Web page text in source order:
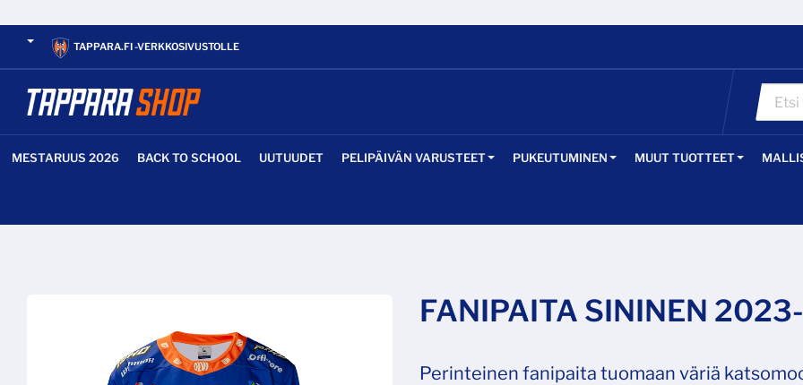
TAPPARA.FI -VERKKOSIVUSTOLLE
MESTARUUS 2026 BACK TO SCHOOL UUTUUDET PELIPÄIVÄN VARUSTEET PUKEUTUMINEN MUUT TUOTTEET
FANIPAITA SININEN
Perinteinen fanipaita tuomaan väriä